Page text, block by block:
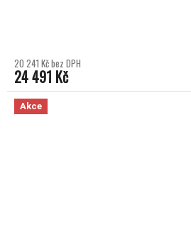
20 241 Kč bez DPH
24 491 Kč
Akce